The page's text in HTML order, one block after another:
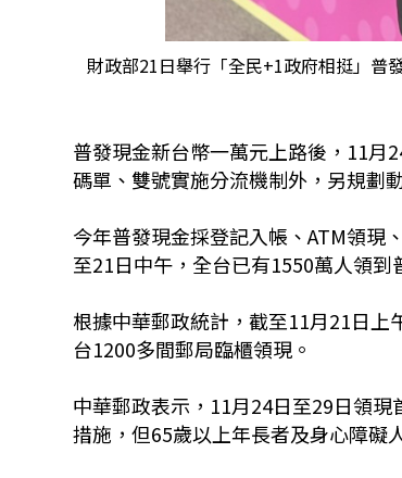
財政部21日舉行「全民+1政府相挺」普
普發現金新台幣一萬元上路後，11月
碼單、雙號實施分流機制外，另規劃
今年普發現金採登記入帳、ATM領現
至21日中午，全台已有1550萬人領到
根據中華郵政統計，截至11月21日
台1200多間郵局臨櫃領現。
中華郵政表示，11月24日至29日領
措施，但65歲以上年長者及身心障礙